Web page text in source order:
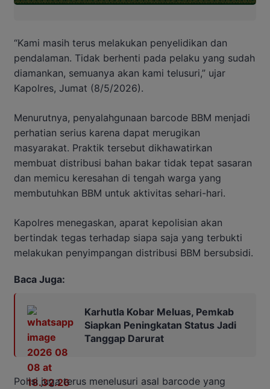
“Kami masih terus melakukan penyelidikan dan
pendalaman. Tidak berhenti pada pelaku yang sudah
diamankan, semuanya akan kami telusuri,” ujar
Kapolres, Jumat (8/5/2026).
Menurutnya, penyalahgunaan barcode BBM menjadi
perhatian serius karena dapat merugikan
masyarakat. Praktik tersebut dikhawatirkan
membuat distribusi bahan bakar tidak tepat sasaran
dan memicu keresahan di tengah warga yang
membutuhkan BBM untuk aktivitas sehari-hari.
Kapolres menegaskan, aparat kepolisian akan
bertindak tegas terhadap siapa saja yang terbukti
melakukan penyimpangan distribusi BBM bersubsidi.
Baca Juga:
Karhutla Kobar Meluas, Pemkab
Siapkan Peningkatan Status Jadi
Tanggap Darurat
Polisi juga terus menelusuri asal barcode yang